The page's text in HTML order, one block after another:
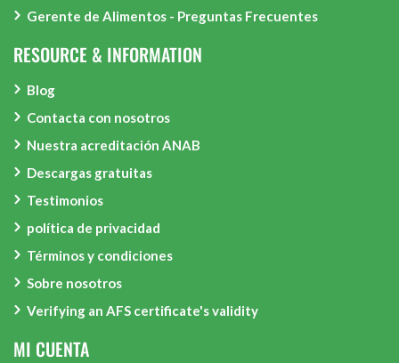
Gerente de Alimentos - Preguntas Frecuentes
RESOURCE & INFORMATION
Blog
Contacta con nosotros
Nuestra acreditación ANAB
Descargas gratuitas
Testimonios
política de privacidad
Términos y condiciones
Sobre nosotros
Verifying an AFS certificate's validity
MI CUENTA